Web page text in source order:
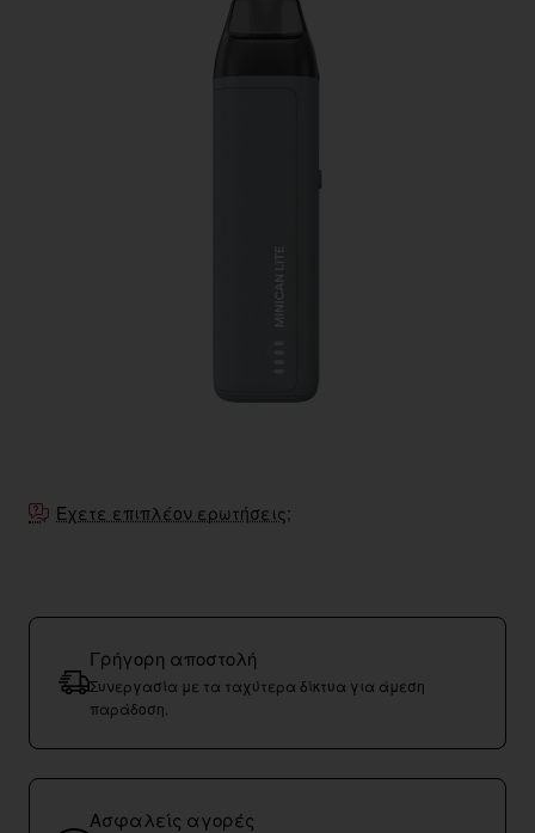
Έχετε επιπλέον ερωτήσεις;
Γρήγορη αποστολή
Συνεργασία με τα ταχύτερα δίκτυα για άμεση
παράδοση.
Ασφαλείς αγορές